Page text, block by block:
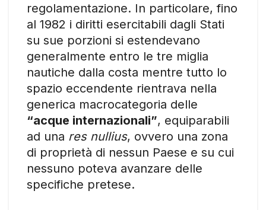
regolamentazione. In particolare, fino
al 1982 i diritti esercitabili dagli Stati
su sue porzioni si estendevano
generalmente entro le tre miglia
nautiche dalla costa mentre tutto lo
spazio eccendente rientrava nella
generica macrocategoria delle
“acque internazionali”, equiparabili
ad una res nullius, ovvero una zona
di proprietà di nessun Paese e su cui
nessuno poteva avanzare delle
specifiche pretese.